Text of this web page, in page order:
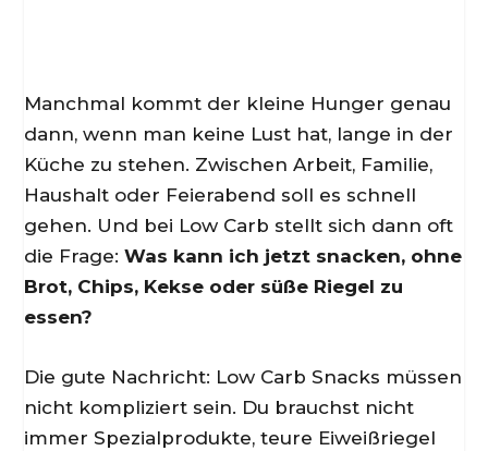
Manchmal kommt der kleine Hunger genau
dann, wenn man keine Lust hat, lange in der
Küche zu stehen. Zwischen Arbeit, Familie,
Haushalt oder Feierabend soll es schnell
gehen. Und bei Low Carb stellt sich dann oft
die Frage:Was kann ich jetzt snacken, ohne
Brot, Chips, Kekse oder süße Riegel zu
essen?
Die gute Nachricht: Low Carb Snacks müssen
nicht kompliziert sein. Du brauchst nicht
immer Spezialprodukte, teure Eiweißriegel